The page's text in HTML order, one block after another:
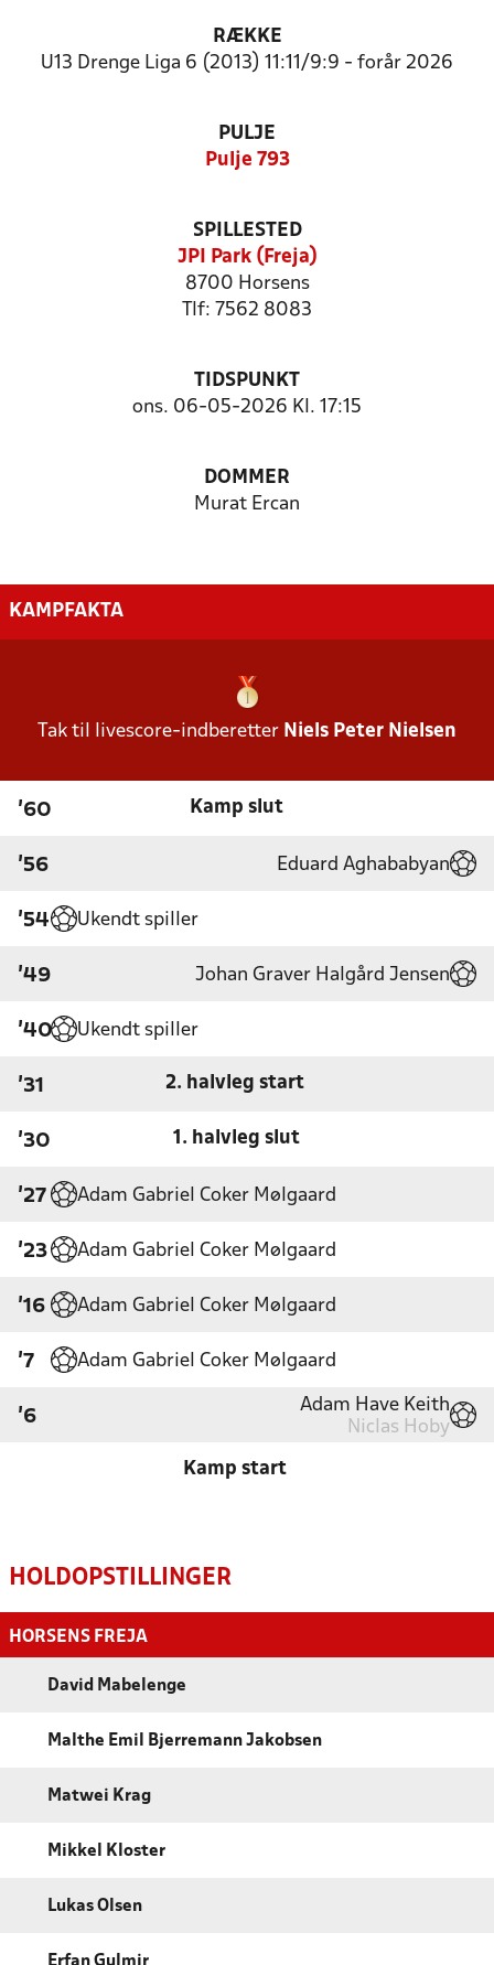
RÆKKE
U13 Drenge Liga 6 (2013) 11:11/9:9 - forår 2026
PULJE
Pulje 793
SPILLESTED
JPI Park (Freja)
8700 Horsens
Tlf: 7562 8083
TIDSPUNKT
ons. 06-05-2026 Kl. 17:15
DOMMER
Murat Ercan
KAMPFAKTA
Tak til livescore-indberetter Niels Peter Nielsen
'60 Kamp slut
'56 Eduard Aghababyan
'54 Ukendt spiller
'49 Johan Graver Halgård Jensen
'40 Ukendt spiller
'31 2. halvleg start
'30 1. halvleg slut
'27 Adam Gabriel Coker Mølgaard
'23 Adam Gabriel Coker Mølgaard
'16 Adam Gabriel Coker Mølgaard
'7 Adam Gabriel Coker Mølgaard
'6
Adam Have Keith
Niclas Hoby
Kamp start
HOLDOPSTILLINGER
HORSENS FREJA
David Mabelenge
Malthe Emil Bjerremann Jakobsen
Matwei Krag
Mikkel Kloster
Lukas Olsen
Erfan Gulmir